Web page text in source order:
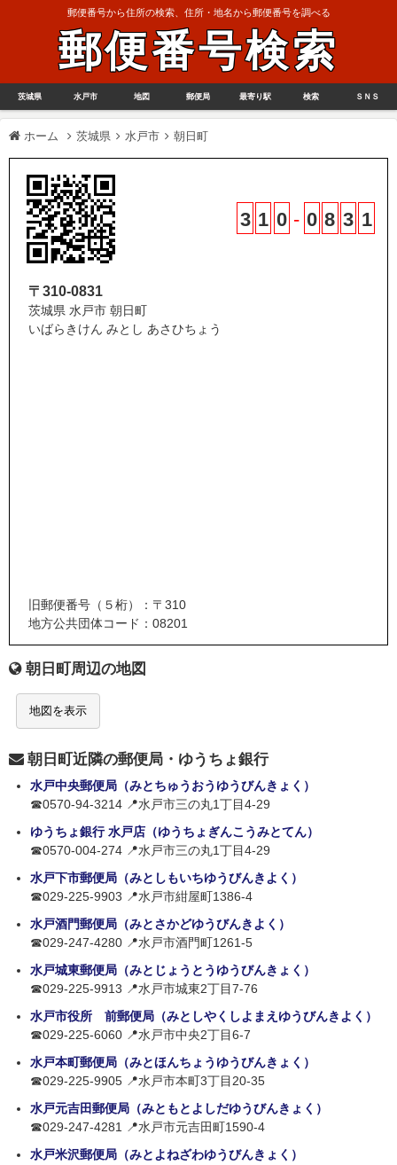
郵便番号から住所の検索、住所・地名から郵便番号を調べる
郵便番号検索
茨城県 水戸市 地図 郵便局 最寄り駅 検索 ＳＮＳ
ホーム 茨城県 水戸市 朝日町
3 1 0 - 0 8 3 1
〒310-0831
茨城県 水戸市 朝日町
いばらきけん みとし あさひちょう
旧郵便番号（５桁）：〒310
地方公共団体コード：08201
朝日町周辺の地図
地図を表示
朝日町近隣の郵便局・ゆうちょ銀行
水戸中央郵便局（みとちゅうおうゆうびんきょく）
☎0570-94-3214 📍水戸市三の丸1丁目4-29
ゆうちょ銀行 水戸店（ゆうちょぎんこうみとてん）
☎0570-004-274 📍水戸市三の丸1丁目4-29
水戸下市郵便局（みとしもいちゆうびんきよく）
☎029-225-9903 📍水戸市紺屋町1386-4
水戸酒門郵便局（みとさかどゆうびんきよく）
☎029-247-4280 📍水戸市酒門町1261-5
水戸城東郵便局（みとじょうとうゆうびんきょく）
☎029-225-9913 📍水戸市城東2丁目7-76
水戸市役所 前郵便局（みとしやくしよまえゆうびんきよく）
☎029-225-6060 📍水戸市中央2丁目6-7
水戸本町郵便局（みとほんちょうゆうびんきょく）
☎029-225-9905 📍水戸市本町3丁目20-35
水戸元吉田郵便局（みともとよしだゆうびんきょく）
☎029-247-4281 📍水戸市元吉田町1590-4
水戸米沢郵便局（みとよねざわゆうびんきょく）